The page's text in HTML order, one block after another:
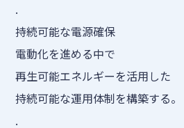
.
持続可能な電源確保
電動化を進める中で
再生可能エネルギーを活用した
持続可能な運用体制を構築する。
.